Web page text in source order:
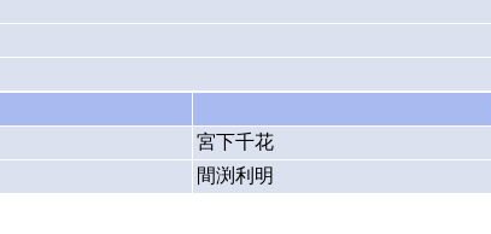
宮下千花
間渕利明